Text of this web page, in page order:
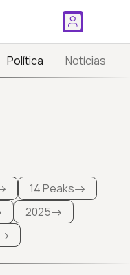
Política Notícias
14 Peaks
2025